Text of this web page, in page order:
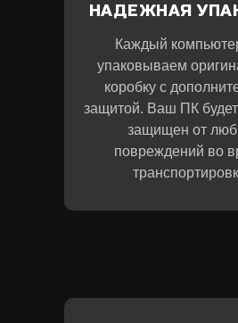
НАДЕЖНАЯ
Каждый
упаковываем
коробку с
защитой. Ваш ПК
защищен от
повреждений во